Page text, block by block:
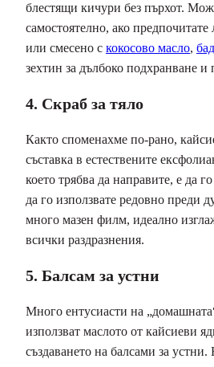
блестящи кичури без пърхот.
самостоятелно, ако предпочитате
или смесено с кокосово масло,
зехтин за дълбоко подхранване и
4. Скраб за тяло
Както споменахме по-рано,
съставка в естествените
което трябва да направите, е да
да го използвате редовно преди
много мазен филм, идеално
всички раздразнения.
5. Балсам за устни
Много ентусиасти на
използват маслото от кайсиеви
създаването на балсами за устни.